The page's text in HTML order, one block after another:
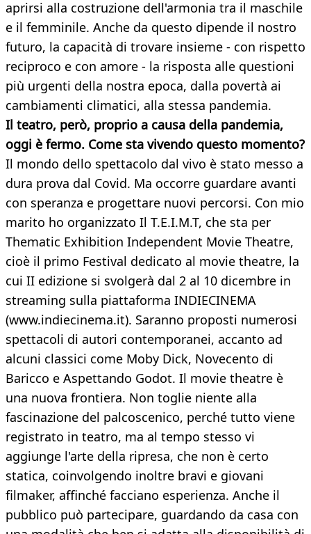
aprirsi alla costruzione dell'armonia tra il maschile
e il femminile. Anche da questo dipende il nostro
futuro, la capacità di trovare insieme - con rispetto
reciproco e con amore - la risposta alle questioni
più urgenti della nostra epoca, dalla povertà ai
cambiamenti climatici, alla stessa pandemia.
Il teatro, però, proprio a causa della pandemia,
oggi è fermo. Come sta vivendo questo momento?
Il mondo dello spettacolo dal vivo è stato messo a
dura prova dal Covid. Ma occorre guardare avanti
con speranza e progettare nuovi percorsi. Con mio
marito ho organizzato Il T.E.I.M.T, che sta per
Thematic Exhibition Independent Movie Theatre,
cioè il primo Festival dedicato al movie theatre, la
cui II edizione si svolgerà dal 2 al 10 dicembre in
streaming sulla piattaforma INDIECINEMA
(www.indiecinema.it). Saranno proposti numerosi
spettacoli di autori contemporanei, accanto ad
alcuni classici come Moby Dick, Novecento di
Baricco e Aspettando Godot. Il movie theatre è
una nuova frontiera. Non toglie niente alla
fascinazione del palcoscenico, perché tutto viene
registrato in teatro, ma al tempo stesso vi
aggiunge l'arte della ripresa, che non è certo
statica, coinvolgendo inoltre bravi e giovani
filmaker, affinché facciano esperienza. Anche il
pubblico può partecipare, guardando da casa con